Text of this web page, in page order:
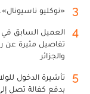
3 «نوكليو
4
العميل السابق
تفاصيل مثيرة عن
والجزائر
5
بدفع كفالة تصل إلى 20 ألف